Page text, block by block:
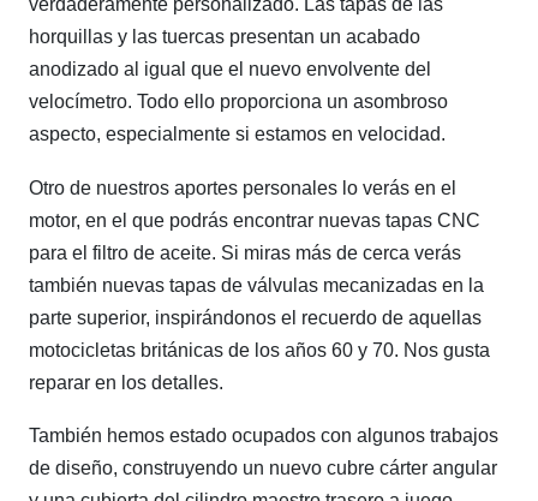
verdaderamente personalizado. Las tapas de las
horquillas y las tuercas presentan un acabado
anodizado al igual que el nuevo envolvente del
velocímetro. Todo ello proporciona un asombroso
aspecto, especialmente si estamos en velocidad.
Otro de nuestros aportes personales lo verás en el
motor, en el que podrás encontrar nuevas tapas CNC
para el filtro de aceite. Si miras más de cerca verás
también nuevas tapas de válvulas mecanizadas en la
parte superior, inspirándonos el recuerdo de aquellas
motocicletas británicas de los años 60 y 70. Nos gusta
reparar en los detalles.
También hemos estado ocupados con algunos trabajos
de diseño, construyendo un nuevo cubre cárter angular